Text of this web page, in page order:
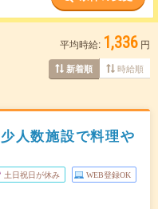
平均時給: 1,336 円
新着順 時給順
人数施設で料理や
土日祝日が休み WEB登録OK